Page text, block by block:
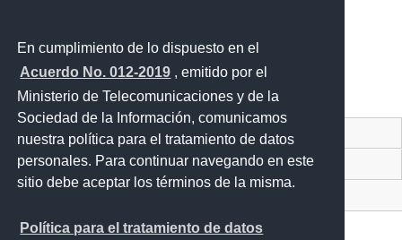
En cumplimiento de lo dispuesto en el
Acuerdo No. 012-2019 , emitido por el
Ministerio de Telecomunicaciones y de la
Sociedad de la Información, comunicamos
nuestra política para el tratamiento de datos
personales. Para continuar navegando en este
sitio debe aceptar los términos de la misma.
Política para el tratamiento de datos
Contacto Ciudadano Digital
Portal Trámites Ciudadanos
Sistema Nacional de Información (SNI)